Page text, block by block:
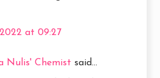
at 09:27
Nulis' Chemist said...